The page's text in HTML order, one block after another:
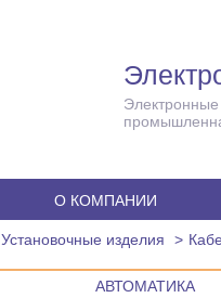
О КОМПАНИИ
Установочные изделия
АВТОМАТИКА